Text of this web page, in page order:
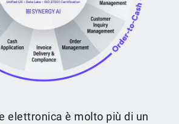
elettronica è molto più di un